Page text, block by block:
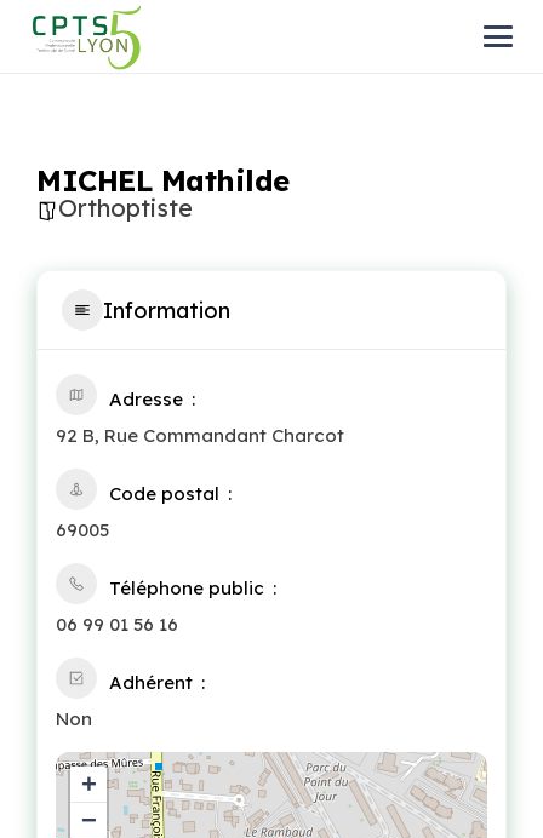
MICHEL Mathilde
Orthoptiste
Information
Adresse
92 B, Rue Commandant Charcot
Code postal
69005
Téléphone public
06 99 01 56 16
Adhérent
Non
+
−